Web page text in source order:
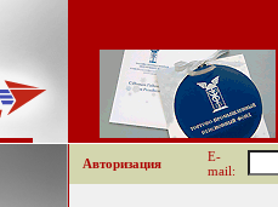
Авторизация
E-
mail: